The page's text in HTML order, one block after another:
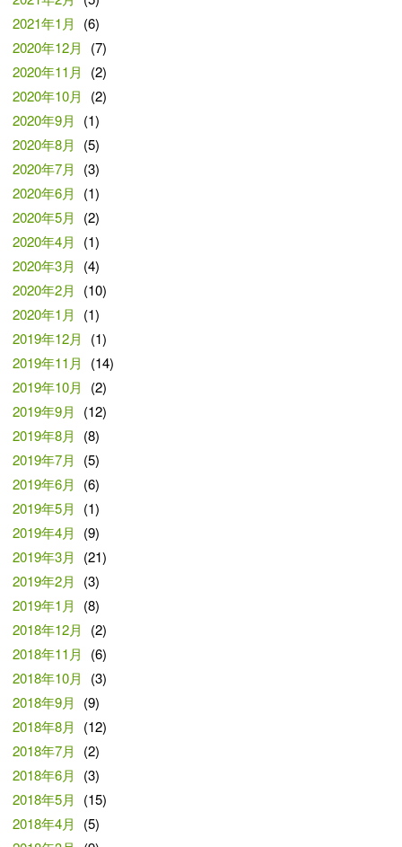
2021年1月
(6)
2020年12月
(7)
2020年11月
(2)
2020年10月
(2)
2020年9月
(1)
2020年8月
(5)
2020年7月
(3)
2020年6月
(1)
2020年5月
(2)
2020年4月
(1)
2020年3月
(4)
2020年2月
(10)
2020年1月
(1)
2019年12月
(1)
2019年11月
(14)
2019年10月
(2)
2019年9月
(12)
2019年8月
(8)
2019年7月
(5)
2019年6月
(6)
2019年5月
(1)
2019年4月
(9)
2019年3月
(21)
2019年2月
(3)
2019年1月
(8)
2018年12月
(2)
2018年11月
(6)
2018年10月
(3)
2018年9月
(9)
2018年8月
(12)
2018年7月
(2)
2018年6月
(3)
2018年5月
(15)
2018年4月
(5)